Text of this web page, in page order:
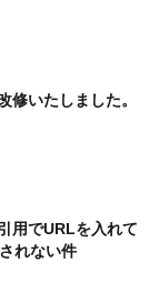
いたしました。
用でURLを入れて
れない件